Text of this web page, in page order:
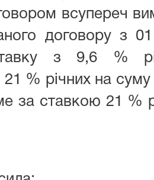
всупереч
договору з
з 9,6 %
% річних на суму
за ставкою 21 %